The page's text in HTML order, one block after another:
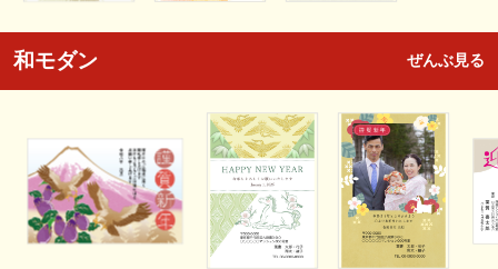
和モダン ぜんぶ見る